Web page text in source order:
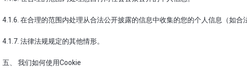
4.1.6. 在合理的范围内处理从合法公开披露的信息中收集的您的个人信息（如合
4.1.7. 法律法规规定的其他情形。
五、 我们如何使用Cookie